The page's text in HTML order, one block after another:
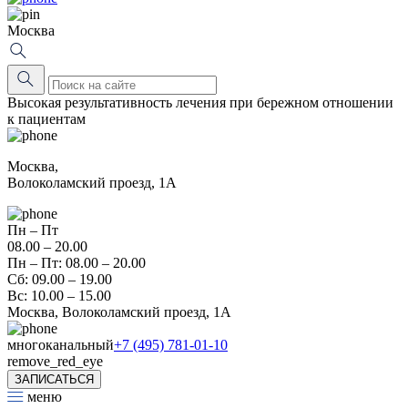
Москва
Высокая результативность лечения при бережном отношении
к пациентам
Москва,
Волоколамский проезд, 1А
Пн – Пт
08.00 – 20.00
Пн – Пт: 08.00 – 20.00
Сб: 09.00 – 19.00
Вс: 10.00 – 15.00
Москва, Волоколамский проезд, 1А
многоканальный+7 (495) 781-01-10
remove_red_eye
ЗАПИСАТЬСЯ
меню